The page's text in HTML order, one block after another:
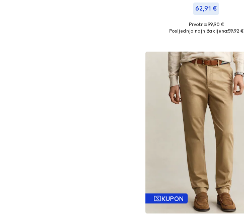
62,91 €
+ 2
Dostupne veličine: 34
Prvotno: 99,90 €
Posljednja najniža cijena:59,92 €
KUPON